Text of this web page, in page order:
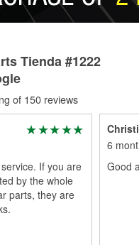
Tienda #1222
of 150 reviews
If you are
by the whole
parts, they are
6
Good